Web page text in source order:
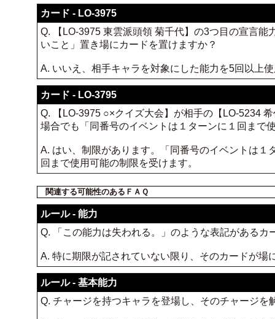
カード - LO-3975
Q. 【LO-3975 東雲派頭領 菊千代】の3つ目の宣言
いこと」置き場にカードを置けますか？
A. いいえ、相手キャラを対象にした能力を5回以上
カード - LO-3795
Q. 【LO-3975 ○×クイズ大会】が相手の【LO-5234
場合でも「同番号のイベントは１ターンに１回まで
A. はい、制限があります。「同番号のイベントは
回まで使用可能の制限を受けます。
関連する可能性のあるＦＡＱ
ルール - 能力
Q. 「この能力は失われる。」のような表記がある
A. 特に期限が記されていない限り、そのカードが場
ルール - 基本能力
Q. チャージを持つキャラを登場し、そのチャージ